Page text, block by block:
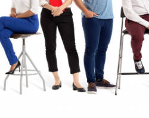
ΒΙΒΛΙΟΘΗΚΗ